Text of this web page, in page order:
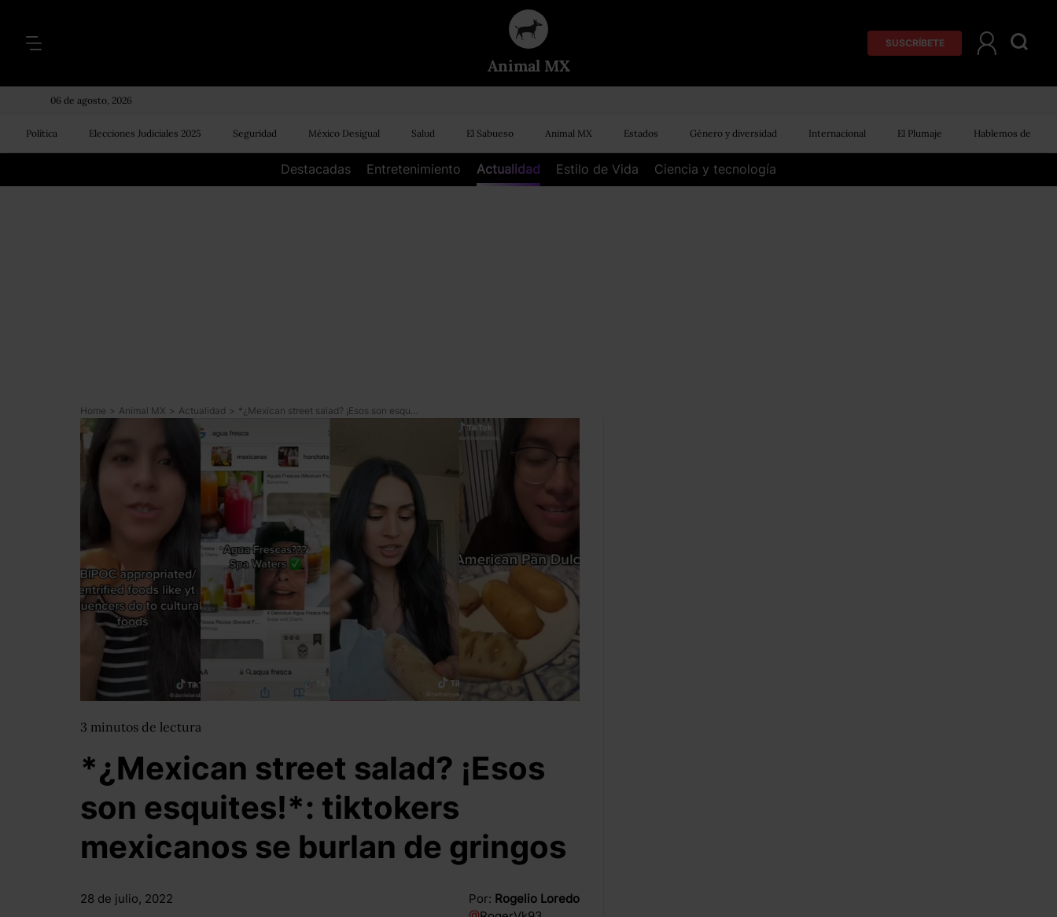
Animal MX
SUSCRÍBETE
06 de agosto, 2026
Política Elecciones Judiciales 2025 Seguridad México Desigual Salud El Sabueso Animal MX Estados Género y diversidad Internacional El Plumaje Hablemos de
Destacadas Entretenimiento Actualidad Estilo de Vida Ciencia y tecnología
Home > Animal MX > Actualidad > *¿Mexican street salad? ¡Esos son esquites!*: tiktokers mexicanos se burlan de gringos
3 minutos de lectura
*¿Mexican street salad? ¡Esos
son esquites!*: tiktokers
mexicanos se burlan de gringos
28 de julio, 2022 Por: Rogelio Loredo